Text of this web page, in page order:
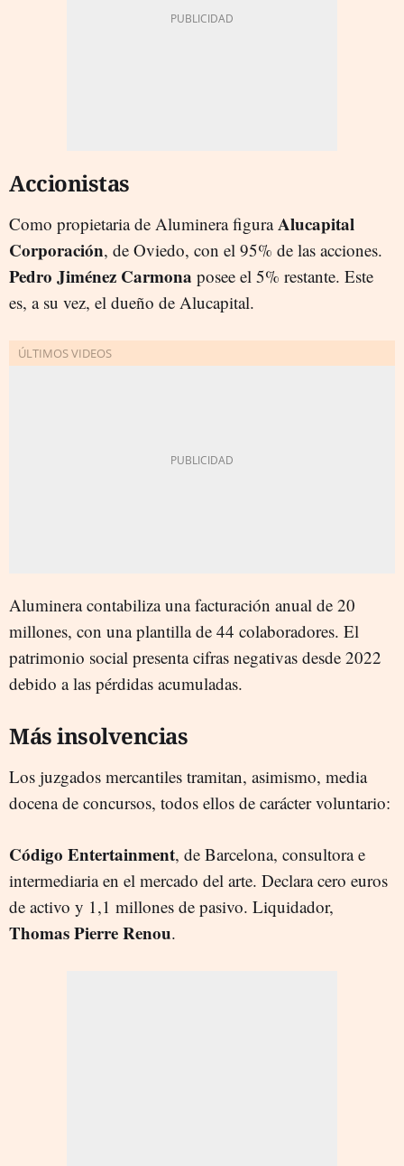
Accionistas
Como propietaria de Aluminera figuraAlucapital
Corporación, de Oviedo, con el 95% de las acciones.
Pedro Jiménez Carmona posee el 5% restante. Este
es, a su vez, el dueño de Alucapital.
Aluminera contabiliza una facturación anual de 20
millones, con una plantilla de 44 colaboradores. El
patrimonio social presenta cifras negativas desde 2022
debido a las pérdidas acumuladas.
Más insolvencias
Los juzgados mercantiles tramitan, asimismo, media
docena de concursos, todos ellos de carácter voluntario:
Código Entertainment, de Barcelona, consultora e
intermediaria en el mercado del arte. Declara cero euros
de activo y 1,1 millones de pasivo. Liquidador,
Thomas Pierre Renou.